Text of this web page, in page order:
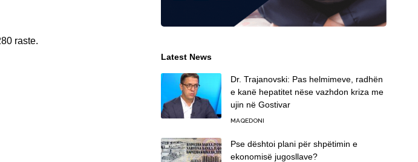
raste.
Latest News
Dr. Trajanovski: Pas helmimeve, radhën
e kanë hepatitet nëse vazhdon kriza me
ujin në Gostivar
MAQEDONI
Pse dështoi plani për shpëtimin e
ekonomisë jugosllave?